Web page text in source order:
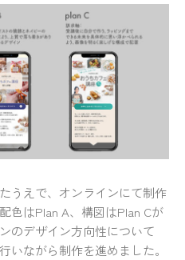
うえで、オンラインにて制作
色はPlan A、構図はPlan Cが
のデザイン方向性について
いながら制作を進めました。